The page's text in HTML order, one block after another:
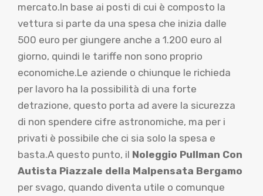
mercato.In base ai posti di cui è composto la
vettura si parte da una spesa che inizia dalle
500 euro per giungere anche a 1.200 euro al
giorno, quindi le tariffe non sono proprio
economiche.Le aziende o chiunque le richieda
per lavoro ha la possibilità di una forte
detrazione, questo porta ad avere la sicurezza
di non spendere cifre astronomiche, ma per i
privati è possibile che ci sia solo la spesa e
basta.A questo punto, il Noleggio Pullman Con
Autista Piazzale della Malpensata Bergamo
per svago, quando diventa utile o comunque